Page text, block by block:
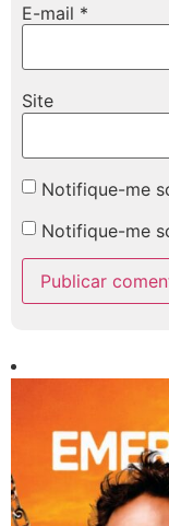
E-mail *
Site
Notifique-me
Notifique-me